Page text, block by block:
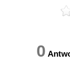
0